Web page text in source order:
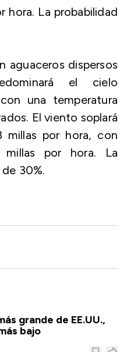
hora. La probabilidad
aguaceros dispersos
el cielo
una temperatura
El viento soplará
por hora, con
por hora. La
30%.
grande de EE.UU.,
bajo